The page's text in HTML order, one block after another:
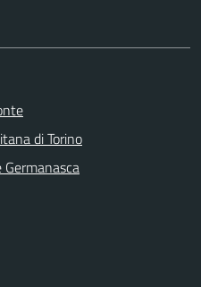
di Torino